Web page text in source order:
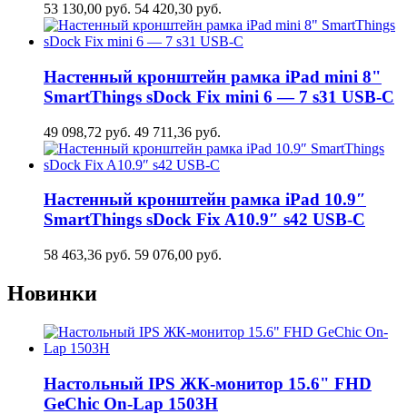
53 130,00 руб. 54 420,30 руб.
Настенный кронштейн рамка iPad mini 8"
SmartThings sDock Fix mini 6 — 7 s31 USB-C
49 098,72 руб. 49 711,36 руб.
Настенный кронштейн рамка iPad 10.9″
SmartThings sDock Fix A10.9″ s42 USB-C
58 463,36 руб. 59 076,00 руб.
Новинки
Настольный IPS ЖК-монитор 15.6" FHD
GeСhic On-Lap 1503H